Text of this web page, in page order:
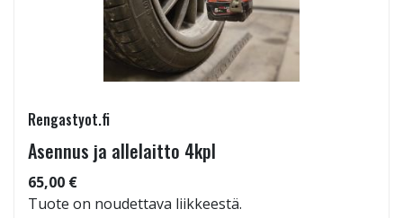
Rengastyot.fi
Asennus ja allelaitto 4kpl
65,00 €
Tuote on noudettava liikkeestä.